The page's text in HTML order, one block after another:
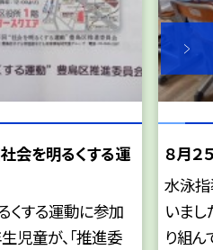
会を明るくする運
くする運動に参加
児童が、「推進委
８月２
水泳指
いまし
り組ん